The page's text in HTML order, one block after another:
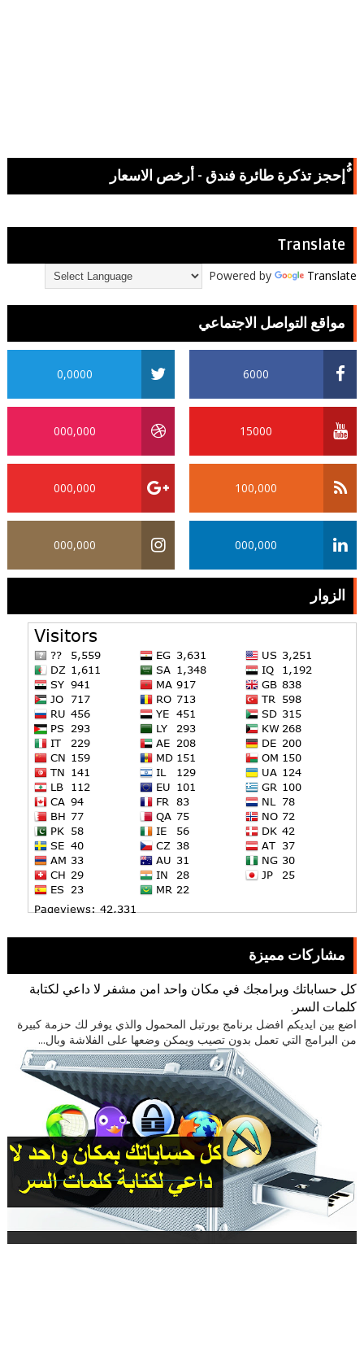
ٌُإحجز تذكرة طائرة فندق - أرخص الاسعار
Translate
Powered by Translate
مواقع التواصل الاجتماعي
6000
0,0000
15000
000,000
100,000
000,000
000,000
000,000
الزوار
مشاركات مميزة
كل حساباتك وبرامجك في مكان واحد امن مشفر لا داعي لكتابة
كلمات السر.
اضع بين ايديكم افضل برنامج بورتبل المحمول والذي يوفر لك حزمة كبيرة
من البرامج التي تعمل بدون تصيب ويمكن وضعها على الفلاشة وبال...